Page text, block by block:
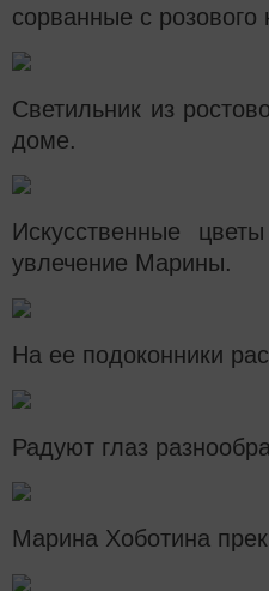
сорванные с розового
Светильник из
доме.
Искусственные
увлечение Марины.
На ее подоконники
Радуют глаз
Марина Хоботина